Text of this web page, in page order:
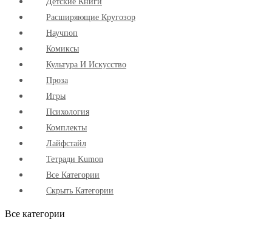
Расширяющие Кругозор
Научпоп
Комиксы
Культура И Искусство
Проза
Игры
Психология
Комплекты
Лайфстайл
Тетради Kumon
Все Категории
Скрыть Категории
Все категории